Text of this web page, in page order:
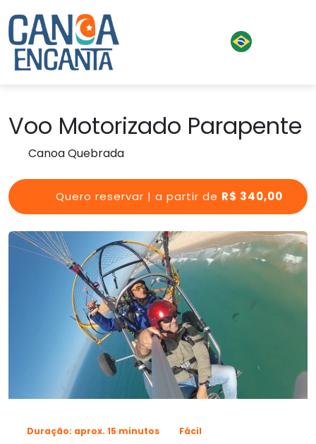
Voo Motorizado Parapente
Canoa Quebrada
Quero reservar | a partir de R$ 340,00
Duração: aprox. 15 minutos
Fácil